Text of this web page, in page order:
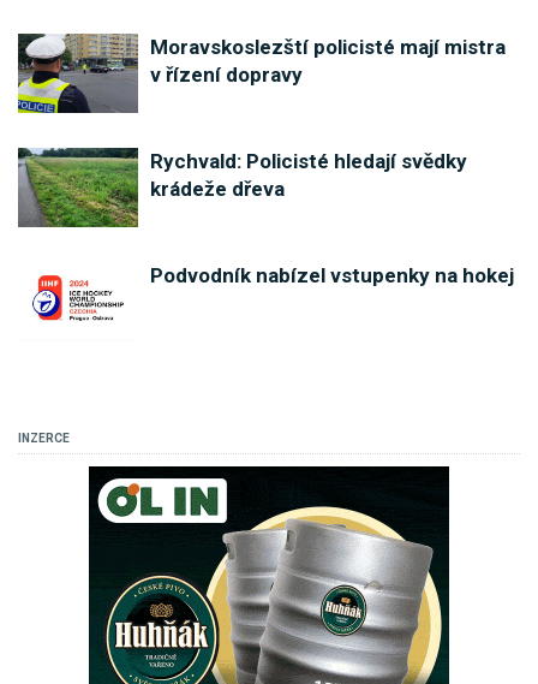
Moravskoslezští policisté mají mistra
v řízení dopravy
Rychvald: Policisté hledají svědky
krádeže dřeva
Podvodník nabízel vstupenky na hokej
INZERCE